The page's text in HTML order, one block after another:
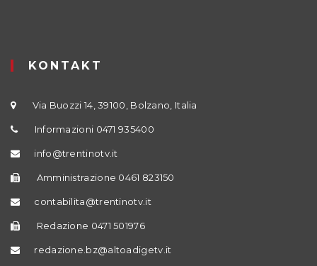
KONTAKT
Via Buozzi 14, 39100, Bolzano, Italia
Informazioni 0471 935400
info@trentinotv.it
Amministrazione 0461 823150
contabilita@trentinotv.it
Redazione 0471 501976
redazione.bz@altoadigetv.it